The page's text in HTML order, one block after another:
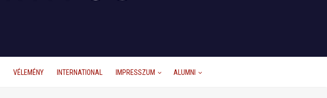
VÉLEMÉNY INTERNATIONAL IMPRESSZUM ALUMNI